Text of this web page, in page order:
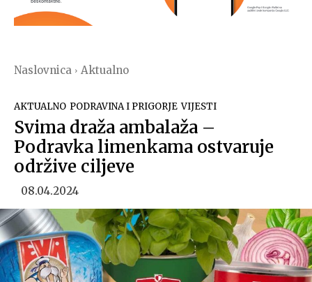
Naslovnica Aktualno
AKTUALNO PODRAVINA I PRIGORJE VIJESTI
Svima draža ambalaža –
Podravka limenkama ostvaruje
održive ciljeve
08.04.2024